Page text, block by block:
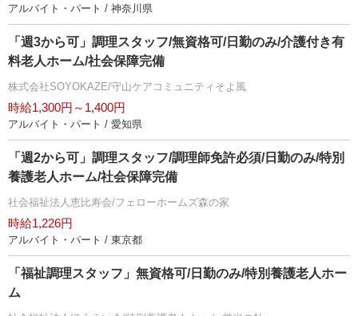
アルバイト・パート / 神奈川県
「週3から可」調理スタッフ/無資格可/日勤のみ/介護付き有
料老人ホーム/社会保障完備
株式会社SOYOKAZE/守山ケアコミュニティそよ風
時給1,300円～1,400円
アルバイト・パート / 愛知県
「週2から可」調理スタッフ/調理師免許必須/日勤のみ/特別
養護老人ホーム/社会保障完備
社会福祉法人恵比寿会/フェローホームズ森の家
時給1,226円
アルバイト・パート / 東京都
「福祉調理スタッフ」無資格可/日勤のみ/特別養護老人ホー
ム